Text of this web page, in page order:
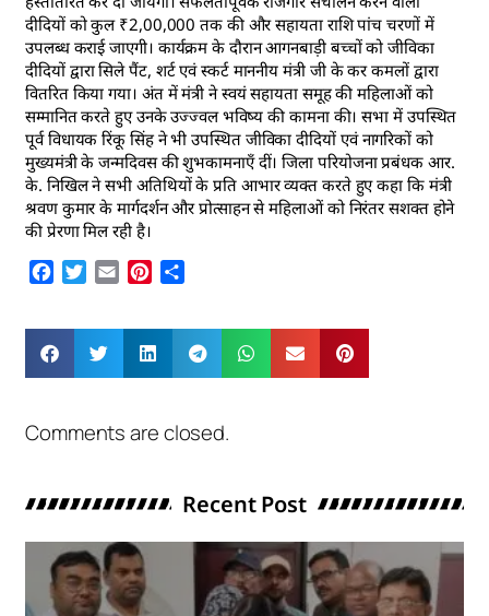
दीदियों को कुल ₹2,00,000 तक की और सहायता राशि पांच चरणों में
उपलब्ध कराई जाएगी। कार्यक्रम के दौरान आगनबाड़ी बच्चों को जीविका
दीदियों द्वारा सिले पैंट, शर्ट एवं स्कर्ट माननीय मंत्री जी के कर कमलों द्वारा
वितरित किया गया। अंत में मंत्री ने स्वयं सहायता समूह की महिलाओं को
सम्मानित करते हुए उनके उज्ज्वल भविष्य की कामना की। सभा में उपस्थित
पूर्व विधायक रिंकू सिंह ने भी उपस्थित जीविका दीदियों एवं नागरिकों को
मुख्यमंत्री के जन्मदिवस की शुभकामनाएँ दीं। जिला परियोजना प्रबंधक आर.
के. निखिल ने सभी अतिथियों के प्रति आभार व्यक्त करते हुए कहा कि मंत्री
श्रवण कुमार के मार्गदर्शन और प्रोत्साहन से महिलाओं को निरंतर सशक्त होने
की प्रेरणा मिल रही है।
Facebook
Twitter
Email Pinterest
Comments are closed.
Recent Post